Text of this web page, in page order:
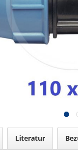
Literatur